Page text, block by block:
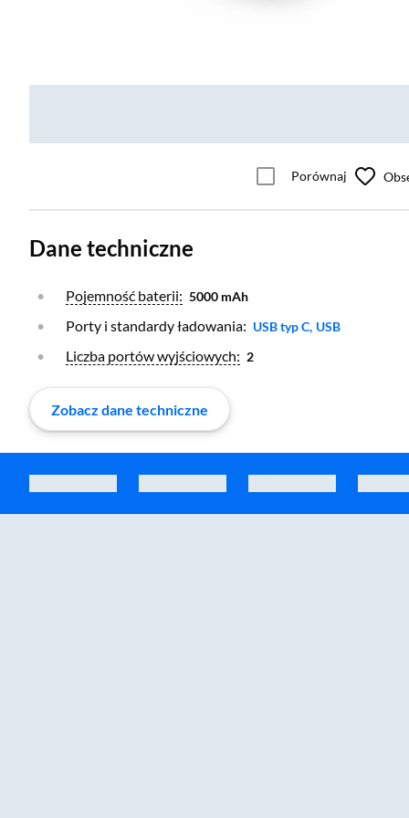
Porównaj
Dane techniczne
Otwórz warstwę
Pojemność baterii: 5000 mAh
Porty i standardy ładowania: Otwórz warstwę
USB typ C, Otwórz warstwę
USB
Otwórz warstwę
Liczba portów wyjściowych: 2
Zobacz dane techniczne